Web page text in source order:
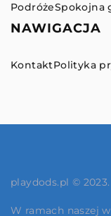
PodróżeSpokojna
NAWIGACJA
KontaktPolityka
playdods.pl ©
W ramach naszej